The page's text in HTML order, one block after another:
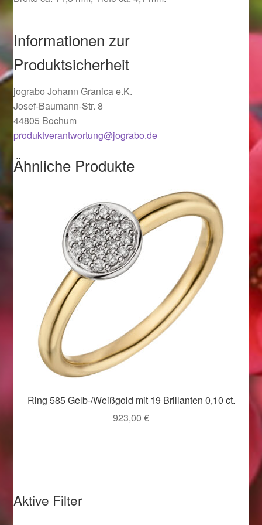
Ostergeschenke finden für Ostern 2019
Ostergeschenke finden für Ostern 2020
Ostergeschenke finden für Ostern 2021
Ostergeschenke finden für Ostern 2022
Partner
Shop
Startseite
Valentinstag 2016
Valentinstag Geschenke
Vertrag widerrufen
Weihnachtsangebote 2015
Informationen zur
Produktsicherheit
jograbo Johann Granica e.K.
Josef-Baumann-Str. 8
44805 Bochum
produktverantwortung@jograbo.de
Ähnliche Produkte
Ring 585 Gelb-/Weißgold mit 19 Brillanten 0,10 ct.
923,00 €
Aktive Filter